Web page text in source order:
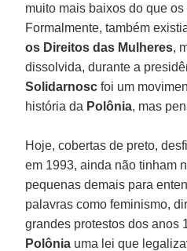
muito mais baixos do que
Formalmente, também
os Direitos das Mulheres,
dissolvida, durante a
Solidarnosc foi um
história da Polônia, mas
Hoje, cobertas de preto,
em 1993, ainda não tinham
pequenas demais para
palavras como feminismo,
grandes protestos dos anos
Polônia uma lei que